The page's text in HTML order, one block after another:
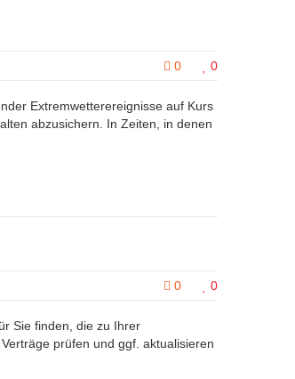
0 0
Extremwetterereignisse auf Kurs
abzusichern. In Zeiten, in denen
0 0
Sie finden, die zu Ihrer
prüfen und ggf. aktualisieren